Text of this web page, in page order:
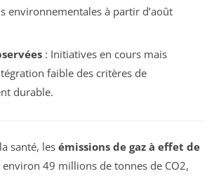
environnementales à partir d’août
: Initiatives en cours mais
faible des critères de
durable.
santé, les émissions de gaz à effet de
49 millions de tonnes de CO2,